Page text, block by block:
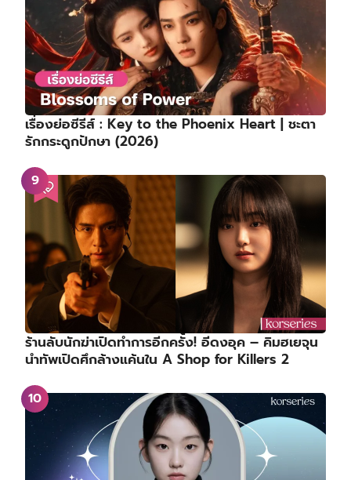
เรื่องย่อซีรีส์ : Key to the Phoenix Heart | ชะตา
รักกระดูกปักษา (2026)
ร้านลับนักฆ่าเปิดทำการอีกครั้ง! อีดงอุค – คิมฮเยจุน
นำทัพเปิดศึกล้างแค้นใน A Shop for Killers 2